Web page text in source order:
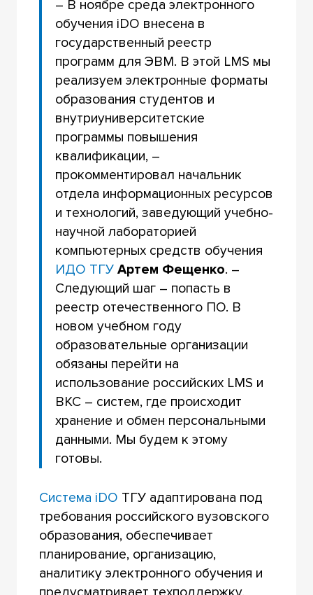
– В ноябре среда электронного
обучения iDO внесена в
государственный реестр
программ для ЭВМ. В этой LMS мы
реализуем электронные форматы
образования студентов и
внутриуниверситетские
программы повышения
квалификации, –
прокомментировал начальник
отдела информационных ресурсов
и технологий, заведующий учебно-
научной лабораторией
компьютерных средств обучения
ИДО ТГУ Артем Фещенко. –
Следующий шаг – попасть в
реестр отечественного ПО. В
новом учебном году
образовательные организации
обязаны перейти на
использование российских LMS и
ВКС – систем, где происходит
хранение и обмен персональными
данными. Мы будем к этому
готовы.
Система iDO ТГУ адаптирована под
требования российского вузовского
образования, обеспечивает
планирование, организацию,
аналитику электронного обучения и